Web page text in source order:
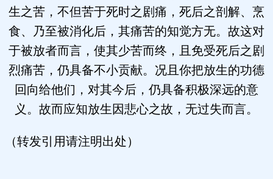
生之苦，不但苦于死时之剧痛，死后之剖解、烹
食、乃至被消化后，其痛苦的知觉方无。故这对
于被放者而言，使其少苦而终，且免受死后之剧
烈痛苦，仍具备不小贡献。况且你把放生的功德
回向给他们，对其今后，仍具备积极深远的意
义。故而应知放生因悲心之故，无过失而言。
（转发引用请注明出处）